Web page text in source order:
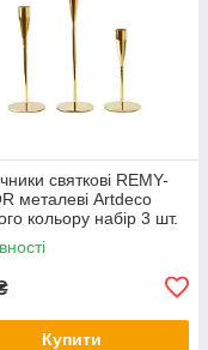
святкові REMY-
металеві Artdeco
кольору набір 3 шт.
25см 30см 35см
Купити